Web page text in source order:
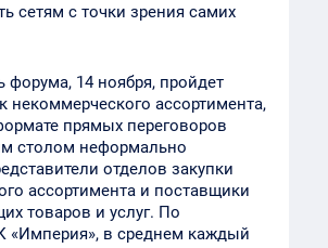
сетям с точки зрения самих
форума, 14 ноября, пройдет
некоммерческого ассортимента,
прямых переговоров
столом неформально
отделов закупки
ассортимента и поставщики
товаров и услуг. По
«Империя», в среднем каждый